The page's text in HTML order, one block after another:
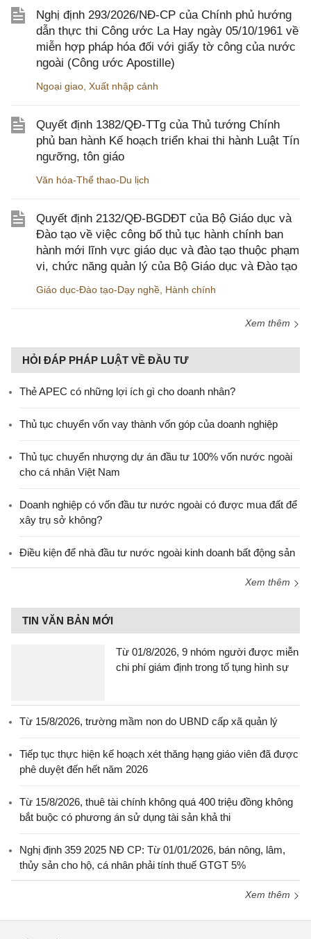
Nghị định 293/2026/NĐ-CP của Chính phủ hướng
dẫn thực thi Công ước La Hay ngày 05/10/1961 về
miễn hợp pháp hóa đối với giấy tờ công của nước
ngoài (Công ước Apostille)
Ngoại giao, Xuất nhập cảnh
Quyết định 1382/QĐ-TTg của Thủ tướng Chính
phủ ban hành Kế hoạch triển khai thi hành Luật Tín
ngưỡng, tôn giáo
Văn hóa-Thể thao-Du lịch
Quyết định 2132/QĐ-BGDĐT của Bộ Giáo dục và
Đào tạo về việc công bố thủ tục hành chính ban
hành mới lĩnh vực giáo dục và đào tạo thuộc phạm
vi, chức năng quản lý của Bộ Giáo dục và Đào tạo
Giáo dục-Đào tạo-Dạy nghề, Hành chính
Xem thêm
HỎI ĐÁP PHÁP LUẬT VỀ ĐẦU TƯ
Thẻ APEC có những lợi ích gì cho doanh nhân?
Thủ tục chuyển vốn vay thành vốn góp của doanh nghiệp
Thủ tục chuyển nhượng dự án đầu tư 100% vốn nước ngoài
cho cá nhân Việt Nam
Doanh nghiệp có vốn đầu tư nước ngoài có được mua đất để
xây trụ sở không?
Điều kiện để nhà đầu tư nước ngoài kinh doanh bất động sản
Xem thêm
TIN VĂN BẢN MỚI
Từ 01/8/2026, 9 nhóm người được miễn
chi phí giám định trong tố tụng hình sự
Từ 15/8/2026, trường mầm non do UBND cấp xã quản lý
Tiếp tục thực hiện kế hoạch xét thăng hạng giáo viên đã được
phê duyệt đến hết năm 2026
Từ 15/8/2026, thuê tài chính không quá 400 triệu đồng không
bắt buộc có phương án sử dụng tài sản khả thi
Nghị định 359 2025 NĐ CP: Từ 01/01/2026, bán nông, lâm,
thủy sản cho hộ, cá nhân phải tính thuế GTGT 5%
Xem thêm